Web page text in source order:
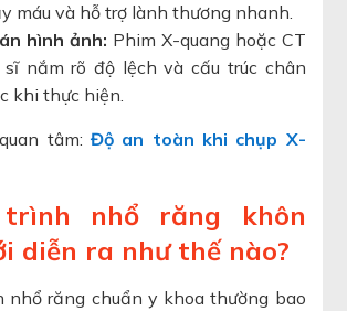
máu và hỗ trợ lành thương nhanh.
hình ảnh: Phim X-quang hoặc CT
sĩ nắm rõ độ lệch và cấu trúc chân
khi thực hiện.
tâm: Độ an toàn khi chụp X-
nhổ răng khôn
diễn ra như thế nào?
nhổ răng chuẩn y khoa thường bao